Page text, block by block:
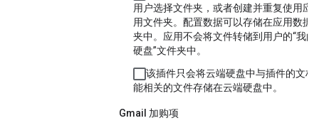
用户选择文件夹，或者创建并重复使用应
用文件夹。配置数据可以存储在应用数据
夹中。应用不会将文件转储到用户的“我的
硬盘”文件夹中。
该插件只会将云端硬盘中与插件的文档
能相关的文件存储在云端硬盘中。
Gmail 加购项